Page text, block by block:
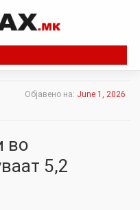
Објавено на: June 1, 2026
во
5,2